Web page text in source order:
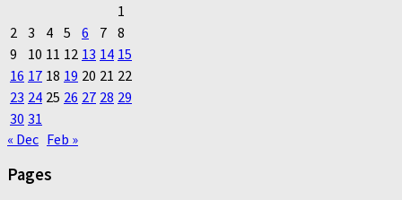
1
2
3 4 5 6 7 8
9
10 11 12 13 14 15
16 17 18 19 20 21 22
23 24 25 26 27 28 29
30 31
« Dec Feb »
Pages